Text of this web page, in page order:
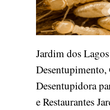
Jardim dos Lagos
Desentupidora
e Restaurantes